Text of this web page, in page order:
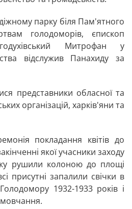
парку біля Пам'ятного
голодоморів, єпископ
Митрофан у
відслужив Панахиду за
представники обласної та
організацій, харків'яни та
покладання квітів до
якої учасники заходу
рушили колоною до площі
присутні запалили свічки в
1932-1933 років і